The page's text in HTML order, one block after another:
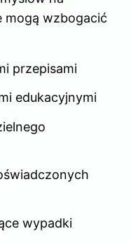
mogą wzbogacić
przepisami
edukacyjnymi
wypadki